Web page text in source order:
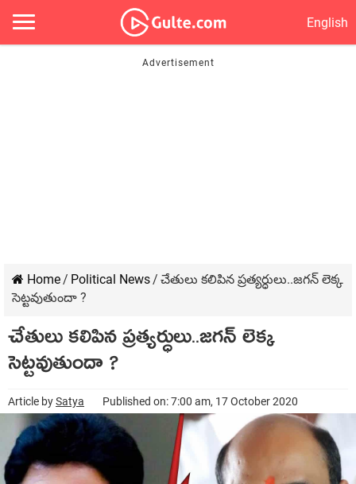
English
Home/ Political News/ చేతులు కలిపిన ప్రత్యర్ధులు..జగన్ లెక్క
సెట్టవుతుందా ?
చేతులు కలిపిన ప్రత్యర్ధులు..జగన్ లెక్క
సెట్టవుతుందా ?
Article bySatya Published on: 7:00 am, 17 October 2020